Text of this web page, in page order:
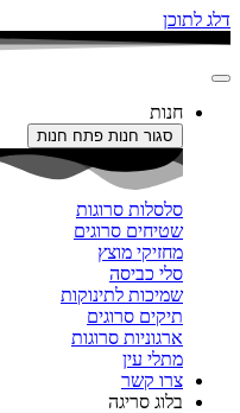
דלג לתוכן
חנות
סגור חנות פתח חנות
סלסלות סרוגות
שטיחים סרוגים
מחזיקי מוצץ
סלי כביסה
שמיכות לתינוקות
תיקים סרוגים
ארגוניות סרוגות
מתלי עין
צרו קשר
בלוג סריגה